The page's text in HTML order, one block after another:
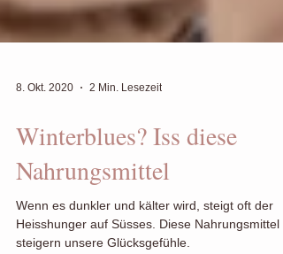
8. Okt. 2020 2 Min. Lesezeit
Winterblues? Iss diese
Nahrungsmittel
Wenn es dunkler und kälter wird, steigt oft der